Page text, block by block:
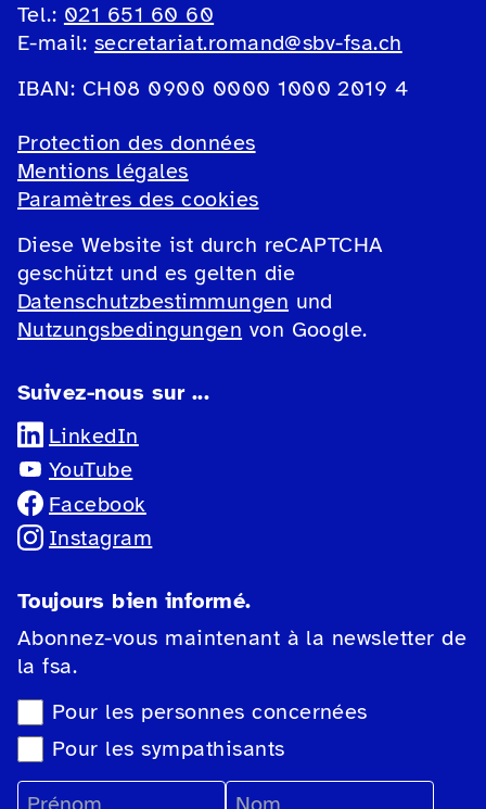
Tel.: 021 651 60 60
E-mail: secretariat.romand@sbv-fsa.ch
IBAN: CH08 0900 0000 1000 2019 4
Protection des données
Mentions légales
Paramètres des cookies
Diese Website ist durch reCAPTCHA
geschützt und es gelten die
Datenschutzbestimmungen und
Nutzungsbedingungen von Google.
Suivez-nous sur ...
LinkedIn
YouTube
Facebook
Instagram
Toujours bien informé.
Abonnez-vous maintenant à la newsletter de
la fsa.
Sélection du type de newsletter
Pour les personnes concernées
Pour les sympathisants
Prénom
Nom